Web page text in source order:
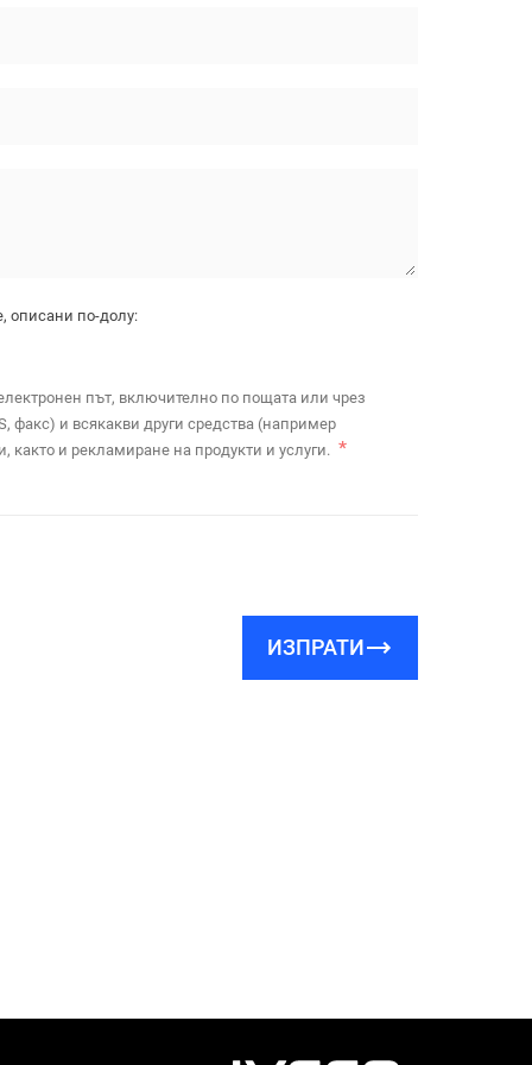
описани по-долу:
път, включително по пощата или чрез
факс) и всякакви други средства (например
и рекламиране на продукти и услуги.
ИЗПРАТИ